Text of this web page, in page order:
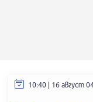
10:40 | 16 август